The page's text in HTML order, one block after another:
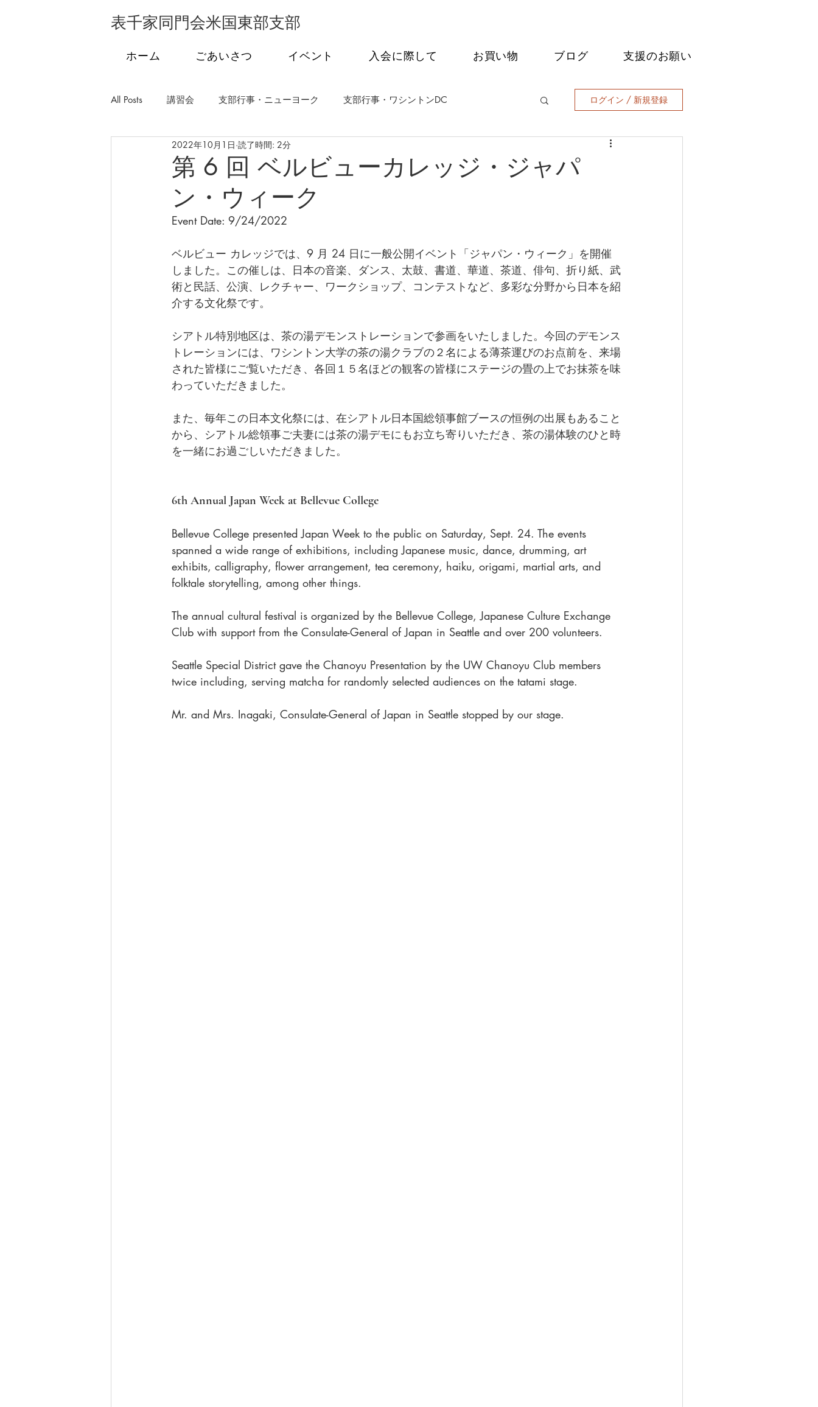
表千家同門会米国東部支部
ホーム ごあいさつ イベント 入会に際して お買い物 ブログ 支援のお願い
All Posts 講習会 支部行事・ニューヨーク 支部行事・ワシントンDC
支部行事・フロリダ 支部行事・フィラデルフィア
発会式 市民茶会 オンライン特別講話シリーズ
ログイン / 新規登録
第 6 回 ベルビューカレッジ・ジャパ
ン・ウィーク
2022年10月1日 読了時間: 2分
Event Date: 9/24/2022
ベルビュー カレッジでは、9 月 24 日に一般公開イベント「ジャパン・ウィーク」を開催
しました。この催しは、日本の音楽、ダンス、太鼓、書道、華道、茶道、俳句、折り紙、武
術と民話、公演、レクチャー、ワークショップ、コンテストなど、多彩な分野から日本を紹
介する文化祭です。
シアトル特別地区は、茶の湯デモンストレーションで参画をいたしました。今回のデモンス
トレーションには、ワシントン大学の茶の湯クラブの２名による薄茶運びのお点前を、来場
された皆様にご覧いただき、各回１５名ほどの観客の皆様にステージの畳の上でお抹茶を味
わっていただきました。
また、毎年この日本文化祭には、在シアトル日本国総領事館ブースの恒例の出展もあること
から、シアトル総領事ご夫妻には茶の湯デモにもお立ち寄りいただき、茶の湯体験のひと時
を一緒にお過ごしいただきました。
6th Annual Japan Week at Bellevue College
Bellevue College presented Japan Week to the public on Saturday, Sept. 24. The events
spanned a wide range of exhibitions, including Japanese music, dance, drumming, art
exhibits, calligraphy, flower arrangement, tea ceremony, haiku, origami, martial arts, and
folktale storytelling, among other things.
The annual cultural festival is organized by the Bellevue College, Japanese Culture Exchange
Club with support from the Consulate-General of Japan in Seattle and over 200 volunteers.
Seattle Special District gave the Chanoyu Presentation by the UW Chanoyu Club members
twice including, serving matcha for randomly selected audiences on the tatami stage.
Mr. and Mrs. Inagaki, Consulate-General of Japan in Seattle stopped by our stage.